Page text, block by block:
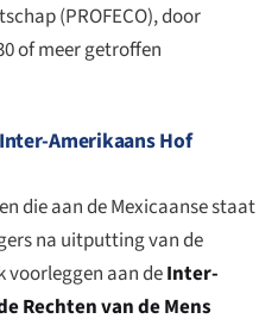
(PROFECO), door
of meer getroffen
Amerikaans Hof
die aan de Mexicaanse staat
na uitputting van de
voorleggen aan deInter-
Rechten van de Mens